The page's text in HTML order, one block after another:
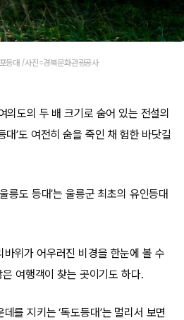
등대 /사진=경북문화관광공사
의도의 두 배 크기로 숨어 있는 전설의
대’도 여전히 숨을 죽인 채 험한 바닷길
릉도 등대’는 울릉군 최초의 유인등대
위가 어우러진 비경을 한눈에 볼 수
여행객이 찾는 곳이기도 하다.
를 지키는 ‘독도등대’는 멀리서 보면